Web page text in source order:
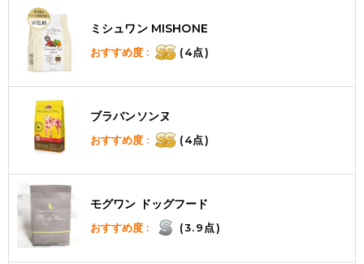
ミシュワン MISHONE
おすすめ度 : (4点)
ブラバンソンヌ
おすすめ度 : (4点)
モグワン ドッグフード
おすすめ度 : (3.9点)